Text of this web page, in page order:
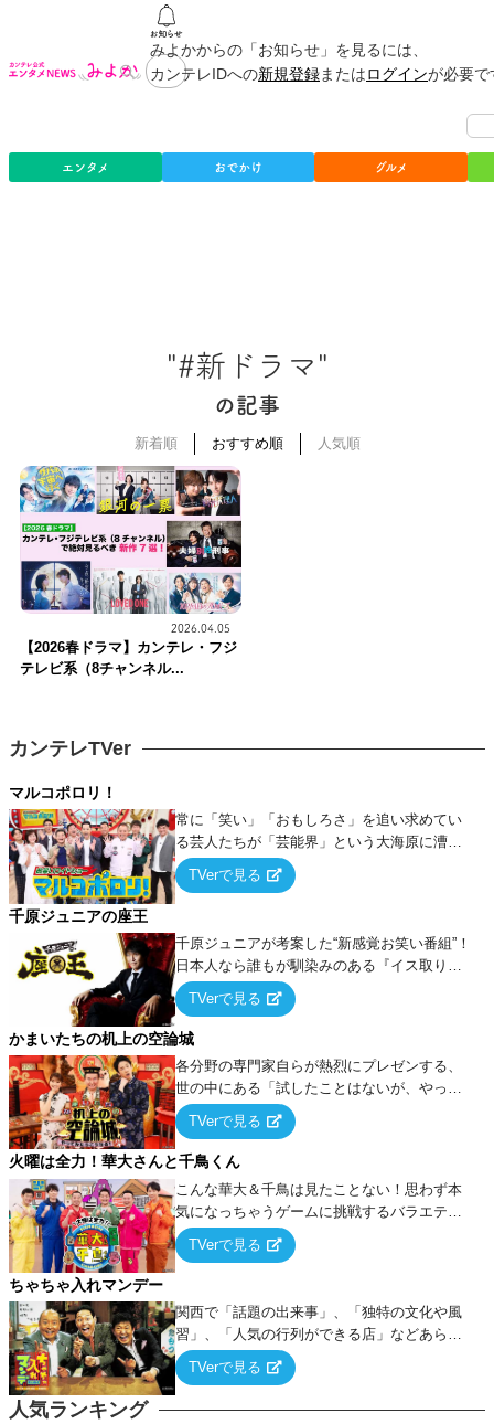
みよかからの「お知らせ」を見るには、
カンテレIDへの新規登録またはログインが必要
エンタメ おでかけ グルメ
"#新ドラマ"
の記事
新着順 おすすめ順 人気順
2026.04.05
【2026春ドラマ】カンテレ・フジ
テレビ系（8チャンネル...
人気ランキング
カンテレTVer
マルコポロリ！
常に「笑い」「おもしろさ」を追い求めてい
る芸人たちが「芸能界」という大海原に漕ぎ
出でて、新たなオモシロ人間を発掘する！
TVerで見る
千原ジュニアの座王
千原ジュニアが考案した“新感覚お笑い番組”！
日本人なら誰もが馴染みのある『イス取りゲ
ーム』をベースに、大喜利・ギャグ・モノボ
ケ・歌…など様々なお題で芸人がショートネ
タを競い合う！
TVerで見る
かまいたちの机上の空論城
各分野の専門家自らが熱烈にプレゼンする、
世の中にある「試したことはないが、やって
みたらこうなる！…ハズ」という“机上の空
論”に若手芸人らがカラダを張って挑む！
TVerで見る
火曜は全力！華大さんと千鳥くん
こんな華大＆千鳥は見たことない！思わず本
気になっちゃうゲームに挑戦するバラエティ
ー！
TVerで見る
ちゃちゃ入れマンデー
関西で「話題の出来事」、「独特の文化や風
習」、「人気の行列ができる店」などあらゆ
るテーマについて好き放題にちゃちゃを入れ
ていく関西色を前面に押し出したトークバラ
TVerで見る